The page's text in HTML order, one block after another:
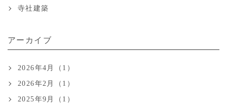
寺社建築
アーカイブ
2026年4月（1）
2026年2月（1）
2025年9月（1）